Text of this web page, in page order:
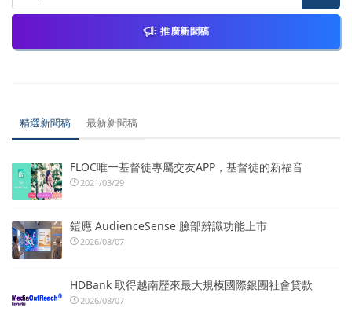
推廣新聞稿
精選新聞稿 最新新聞稿
FLOC唯一基督徒專屬交友APP，基督徒的新福音
2021/03/29
鎧應 AudienceSense 臉部辨識功能上市
2026/08/07
HDBank 取得越南歷來最大規模國際銀團社會貸款
2026/08/07